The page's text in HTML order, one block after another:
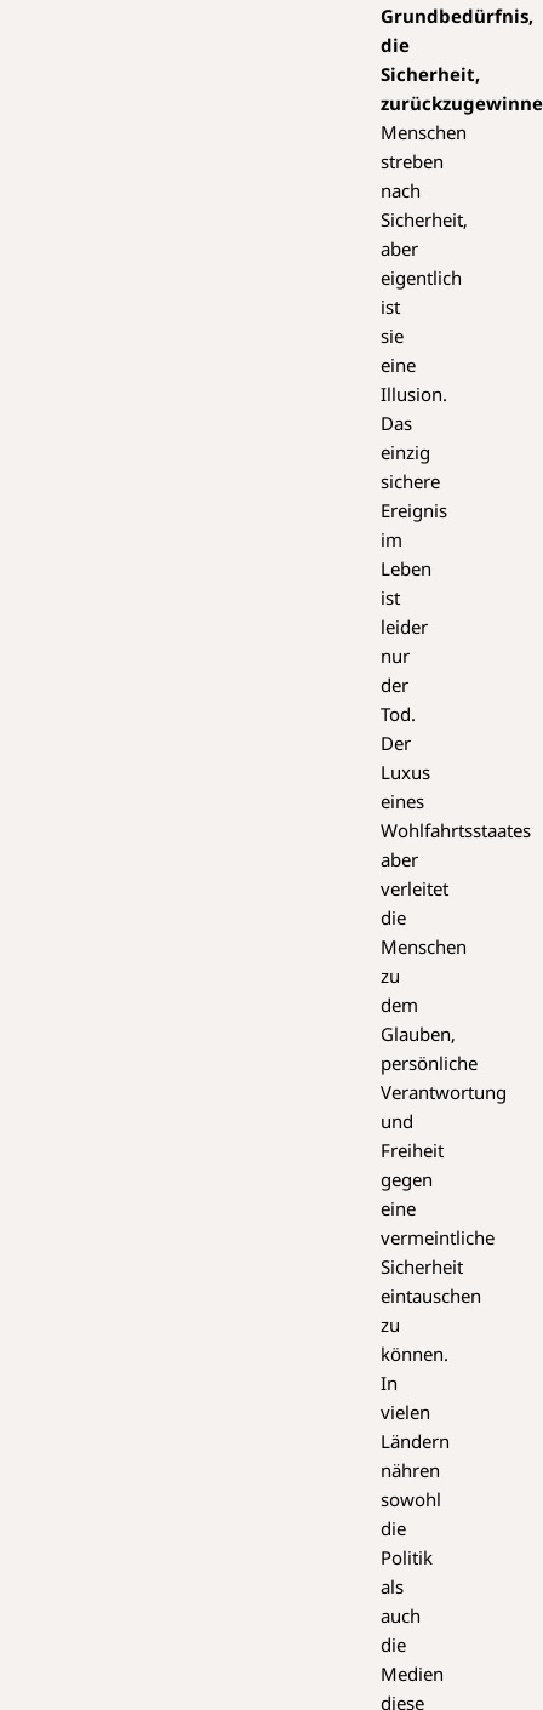
Grundbedürfnis,
die
Sicherheit,
Menschen
streben
nach
Sicherheit,
aber
eigentlich
ist
sie
eine
Illusion.
Das
einzig
sichere
Ereignis
im
Leben
ist
leider
nur
der
Tod.
Der
Luxus
eines
Wohlfahrtsstaates
aber
verleitet
die
Menschen
zu
dem
Glauben,
persönliche
Verantwortung
und
Freiheit
gegen
eine
vermeintliche
Sicherheit
eintauschen
zu
können.
In
vielen
Ländern
nähren
sowohl
die
Politik
als
auch
die
Medien
diese